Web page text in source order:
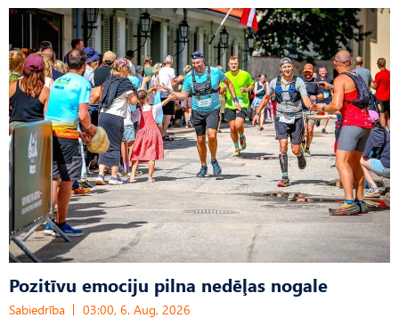
Pozitīvu emociju pilna nedēļas nogale
Sabiedrība 03:00, 6. Aug, 2026